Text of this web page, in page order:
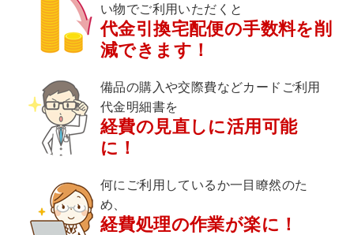
い物でご利用いただくと
代金引換宅配便の手数料を削
減できます！
備品の購入や交際費などカードご利用
代金明細書を
経費の見直しに活用可能
に！
何にご利用しているか一目瞭然のた
め、
経費処理の作業が楽に！